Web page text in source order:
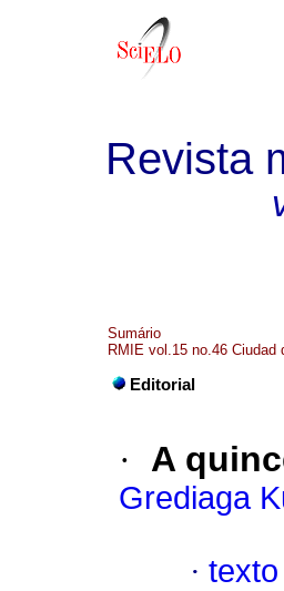
Revista
Sumário
RMIE vol.15 no.46
Editorial
· A
Grediaga
· texto